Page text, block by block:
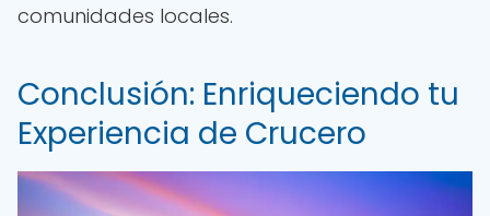
comunidades locales.
Conclusión: Enriqueciendo tu
Experiencia de Crucero